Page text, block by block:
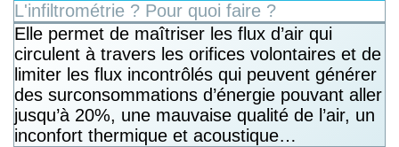
L'infiltrométrie ? Pour quoi faire ?
Elle permet de maîtriser les flux d’air qui
circulent à travers les orifices volontaires et de
limiter les flux incontrôlés qui peuvent générer
des surconsommations d’énergie pouvant aller
jusqu’à 20%, une mauvaise qualité de l’air, un
inconfort thermique et acoustique…